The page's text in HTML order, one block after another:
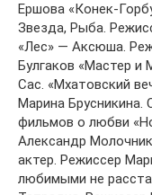
Ершова «Конек-
Звезда, Рыба.
«Лес» — Аксюша.
Булгаков «Мастер и
Сас. «Мхатовский
Марина Брусникина.
фильмов о любви
Александр
актер. Режиссер
любимыми не